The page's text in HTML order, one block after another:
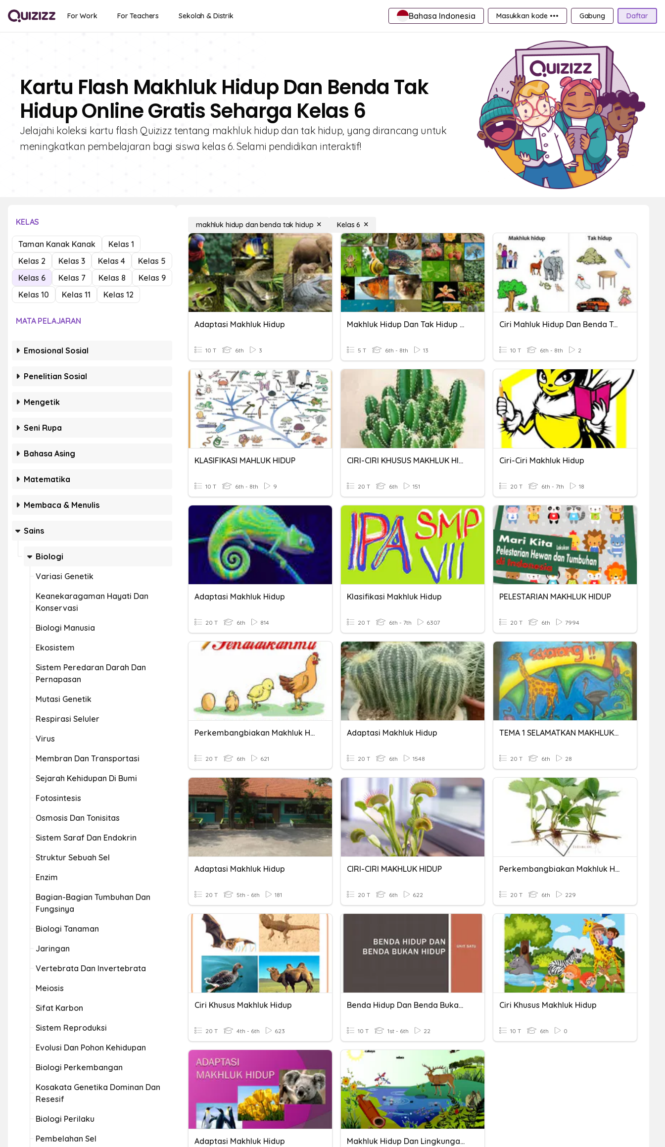
For Work For Teachers Sekolah & Distrik Bahasa Indonesia Masukkan kode ••• Gabung Daftar
Kartu Flash Makhluk Hidup Dan Benda Tak
Hidup Online Gratis Seharga Kelas 6
Jelajahi koleksi kartu flash Quizizz tentang makhluk hidup dan tak hidup, yang dirancang untuk
meningkatkan pembelajaran bagi siswa kelas 6. Selami pendidikan interaktif!
KELAS
Taman Kanak Kanak
Kelas 1
Kelas 2
Kelas 3 Kelas 4
Kelas 5
Kelas 6
Kelas 7 Kelas 8
Kelas 9
Kelas 10
Kelas 11 Kelas 12
MATA PELAJARAN
Emosional Sosial
Penelitian Sosial
Mengetik
Seni Rupa
Bahasa Asing
Matematika
Membaca & Menulis
Sains
Biologi
Variasi Genetik
Keanekaragaman Hayati Dan
Konservasi
Biologi Manusia
Ekosistem
Sistem Peredaran Darah Dan
Pernapasan
Mutasi Genetik
Respirasi Seluler
Virus
Membran Dan Transportasi
Sejarah Kehidupan Di Bumi
Fotosintesis
Osmosis Dan Tonisitas
Sistem Saraf Dan Endokrin
Struktur Sebuah Sel
Enzim
Bagian-Bagian Tumbuhan Dan
Fungsinya
Biologi Tanaman
Jaringan
Vertebrata Dan Invertebrata
Meiosis
Sifat Karbon
Sistem Reproduksi
Evolusi Dan Pohon Kehidupan
Biologi Perkembangan
Kosakata Genetika Dominan Dan
Resesif
Biologi Perilaku
Pembelahan Sel
makhluk hidup dan benda tak hidup Kelas 6
Adaptasi Makhluk Hidup
10 T 6th 3
Makhluk Hidup Dan Tak Hidup Serta Ciri-Ciri Makhluk Hidup
5 T 6th - 8th 13
Ciri Mahluk Hidup Dan Benda Tak Hidup
10 T 6th - 8th 2
KLASIFIKASI MAHLUK HIDUP
10 T 6th - 8th 9
CIRI-CIRI KHUSUS MAKHLUK HIDUP
20 T 6th 151
Ciri-Ciri Makhluk Hidup
20 T 6th - 7th 18
Adaptasi Makhluk Hidup
20 T 6th 814
Klasifikasi Makhluk Hidup
20 T 6th - 7th 6307
PELESTARIAN MAKHLUK HIDUP
20 T 6th 7994
Perkembangbiakan Makhluk Hidup
20 T 6th 621
Adaptasi Makhluk Hidup
20 T 6th 1548
TEMA 1 SELAMATKAN MAKHLUK HIDUP
20 T 6th 28
Adaptasi Makhluk Hidup
20 T 5th - 6th 181
CIRI-CIRI MAKHLUK HIDUP
20 T 6th 622
Perkembangbiakan Makhluk Hidup
20 T 6th 229
Ciri Khusus Makhluk Hidup
20 T 4th - 6th 623
Benda Hidup Dan Benda Bukan Hidup
10 T 1st - 6th 22
Ciri Khusus Makhluk Hidup
10 T 6th 0
Adaptasi Makhluk Hidup Makhluk Hidup Dan Lingkungannya